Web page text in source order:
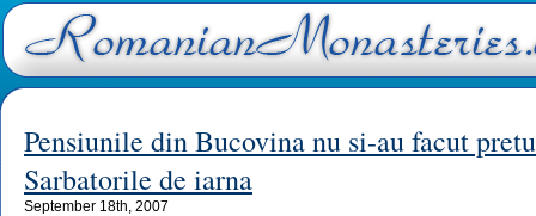
Pensiunile din Bucovina nu si-au facut
Sarbatorile de iarna
September 18th, 2007